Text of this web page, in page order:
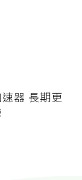
器 長期更